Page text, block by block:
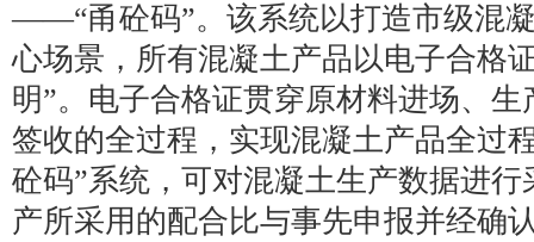
——“甬砼码”。该系统以打造市级混
心场景，所有混凝土产品以电子合格
明”。电子合格证贯穿原材料进场、
签收的全过程，实现混凝土产品全过
砼码”系统，可对混凝土生产数据进
产所采用的配合比与事先申报并经确